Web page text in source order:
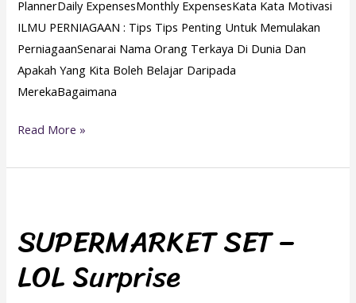
PlannerDaily ExpensesMonthly ExpensesKata Kata Motivasi
ILMU PERNIAGAAN : Tips Tips Penting Untuk Memulakan
PerniagaanSenarai Nama Orang Terkaya Di Dunia Dan
Apakah Yang Kita Boleh Belajar Daripada
MerekaBagaimana
Read More »
SUPERMARKET SET –
LOL Surprise
–
Surprise